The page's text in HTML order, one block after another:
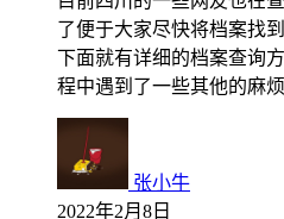
了便于大家尽快将档案找
下面就有详细的档案查询
程中遇到了一些其他的麻
张小牛
2022年2月8日